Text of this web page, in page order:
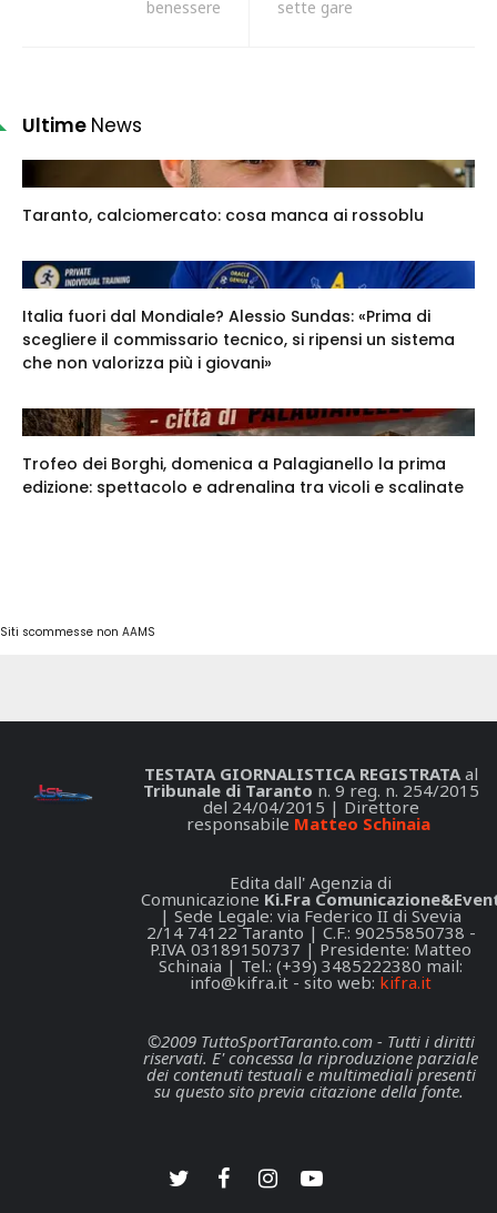
benessere
sette gare
Ultime News
Taranto, calciomercato: cosa manca ai rossoblu
Italia fuori dal Mondiale? Alessio Sundas: «Prima di
scegliere il commissario tecnico, si ripensi un sistema
che non valorizza più i giovani»
Trofeo dei Borghi, domenica a Palagianello la prima
edizione: spettacolo e adrenalina tra vicoli e scalinate
Siti scommesse non AAMS
TESTATA GIORNALISTICA REGISTRATAal
Tribunale di Taranto n. 9 reg. n. 254/2015
del 24/04/2015 | Direttore
responsabile Matteo Schinaia
Edita dall' Agenzia di
Comunicazione Ki.Fra
| Sede Legale: via Federico II di Svevia
2/14 74122 Taranto | C.F.: 90255850738 -
P.IVA 03189150737 | Presidente: Matteo
Schinaia | Tel.: (+39) 3485222380 mail:
info@kifra.it - sito web: kifra.it
©2009 TuttoSportTaranto.com - Tutti i diritti
riservati. E' concessa la riproduzione parziale
dei contenuti testuali e multimediali presenti
su questo sito previa citazione della fonte.